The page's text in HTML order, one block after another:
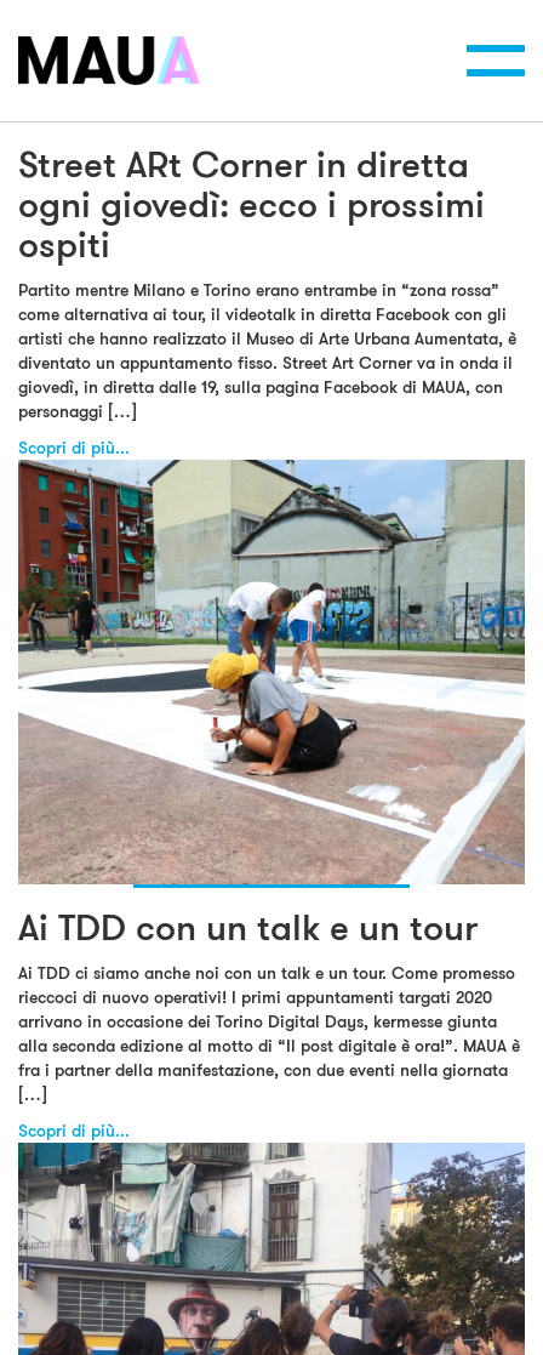
Toggle
Street ARt Corner in diretta
ogni giovedì: ecco i prossimi
ospiti
Partito mentre Milano e Torino erano entrambe in “zona rossa”
come alternativa ai tour, il videotalk in diretta Facebook con gli
artisti che hanno realizzato il Museo di Arte Urbana Aumentata, è
diventato un appuntamento fisso. Street Art Corner va in onda il
giovedì, in diretta dalle 19, sulla pagina Facebook di MAUA, con
personaggi […]
Scopri di più...
Ai TDD con un talk e un tour
Ai TDD ci siamo anche noi con un talk e un tour. Come promesso
rieccoci di nuovo operativi! I primi appuntamenti targati 2020
arrivano in occasione dei Torino Digital Days, kermesse giunta
alla seconda edizione al motto di “Il post digitale è ora!”. MAUA è
fra i partner della manifestazione, con due eventi nella giornata
[…]
Scopri di più...